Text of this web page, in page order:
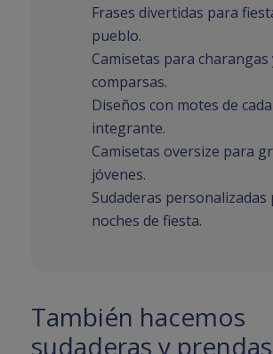
Frases divertidas para
pueblo.
Camisetas para charangas
comparsas.
Diseños con motes de cada
integrante.
Camisetas oversize para
jóvenes.
Sudaderas personalizadas
noches de fiesta.
También hacemos
sudaderas y